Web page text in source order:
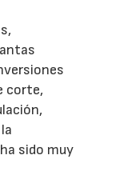
corte,
sido muy